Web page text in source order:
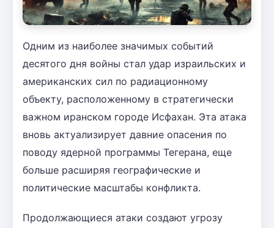
Одним из наиболее значимых событий
десятого дня войны стал удар израильских и
американских сил по радиационному
объекту, расположенному в стратегически
важном иранском городе Исфахан. Эта атака
вновь актуализирует давние опасения по
поводу ядерной программы Тегерана, еще
больше расширяя географические и
политические масштабы конфликта.
Продолжающиеся атаки создают угрозу